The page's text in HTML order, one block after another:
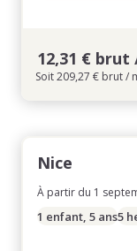
12,31 € brut
Soit 209,27 € brut /
Nice
À partir du 1
1 enfant, 5 ans5